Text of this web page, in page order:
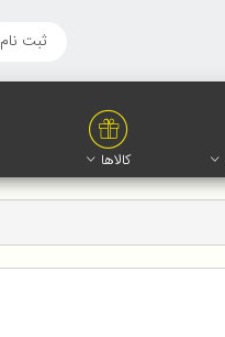
ثبت نام
کالاها